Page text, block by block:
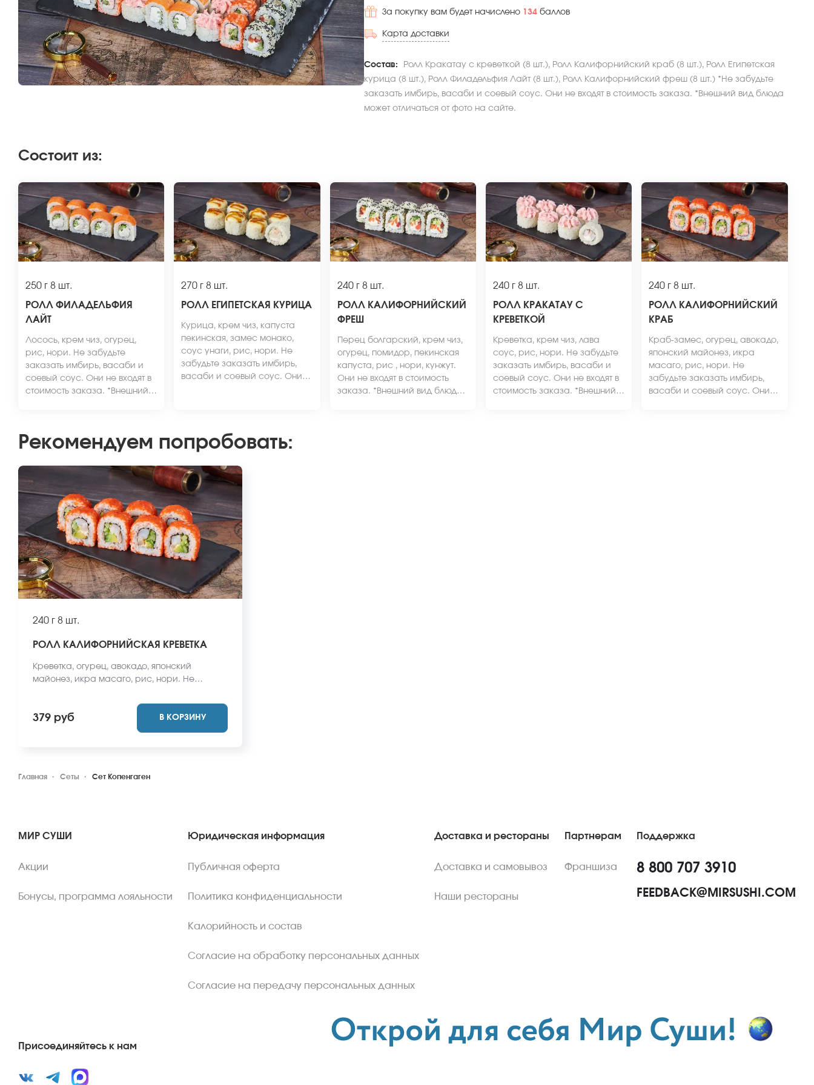
За покупку вам будет начислено 134 баллов
Карта доставки
Состав:
Ролл Кракатау с креветкой (8 шт.), Ролл Калифорнийский краб (8 шт.), Ролл Египетская
курица (8 шт.), Ролл Филадельфия Лайт (8 шт.), Ролл Калифорнийский фреш (8 шт.) *Не забудьте
заказать имбирь, васаби и соевый соус. Они не входят в стоимость заказа. *Внешний вид блюда
может отличаться от фото на сайте.
Состоит из:
250 г 8 шт.
РОЛЛ ФИЛАДЕЛЬФИЯ
ЛАЙТ
Лосось, крем чиз, огурец,
рис, нори. Не забудьте
заказать имбирь, васаби и
соевый соус. Они не входят в
стоимость заказа. *Внешний
270 г 8 шт.
РОЛЛ ЕГИПЕТСКАЯ КУРИЦА
Курица, крем чиз, капуста
пекинская, замес монако,
соус унаги, рис, нори. Не
забудьте заказать имбирь,
васаби и соевый соус. Они
240 г8 шт.
РОЛЛ КАЛИФОРНИЙСКИЙ
ФРЕШ
Перец болгарский, крем чиз,
огурец, помидор, пекинская
капуста, рис , нори, кунжут.
Они не входят в стоимость
заказа. *Внешний вид блюда
240 г8 шт.
РОЛЛ КРАКАТАУ С
КРЕВЕТКОЙ
Креветка, крем чиз, лава
соус, рис, нори. Не забудьте
заказать имбирь, васаби и
соевый соус. Они не входят в
стоимость заказа. *Внешний
240 г 8 шт.
РОЛЛ КАЛИФОРНИЙСКИЙ
КРАБ
Краб-замес, огурец, авокадо,
японский майонез, икра
масаго, рис, нори. Не
забудьте заказать имбирь,
васаби и соевый соус. Они
Рекомендуем попробовать:
240 г 8 шт.
РОЛЛ КАЛИФОРНИЙСКАЯ КРЕВЕТКА
Креветка, огурец, авокадо, японский
майонез, икра масаго, рис, нори. Не
соус. Они не входят в стоимость заказа.
*Внешний вид блюда может отличаться от
379 руб В КОРЗИНУ
Главная Сеты Сет Копенгаген
МИР СУШИ
Акции
Бонусы, программа лояльности
Юридическая информация
Публичная оферта
Политика конфиденциальности
Калорийность и состав
Согласие на обработку персональных данных
Согласие на передачу персональных данных
Доставка и рестораны
Доставка и самовывоз
Наши рестораны
Партнерам
Франшиза
Поддержка
8 800 707 3910
FEEDBACK@MIRSUSHI.COM
Присоединяйтесь к нам